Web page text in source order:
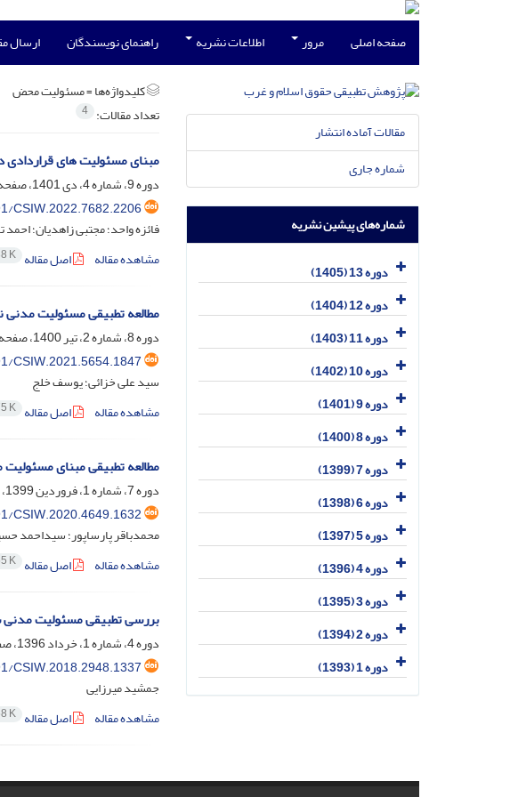
صفحه اصلی مرور اطلاعات نشریه راهنمای نویسندگان ارسال
کلیدواژه‌ها =مسئولیت محض
تعداد مقالات: 4
مبنای مسئولیت های قراردادی
دوره 9، شماره 4، دی 1401، صفحه
CSIW.2022.7682.2206
فائزه واحد؛ مجتبی زاهدیان؛ احمد
مشاهده مقاله
اصل مقاله K
مطالعه تطبیقی مسئولیت مدنی
دوره 8، شماره 2، تیر 1400، صفحه
CSIW.2021.5654.1847
سید علی خزائی؛ یوسف خلج
مشاهده مقاله
اصل مقاله K
مطالعه تطبیقی مبنای
دوره 7، شماره 1، فروردین 1399، صفحه
CSIW.2020.4649.1632
محمدباقر پارساپور؛ سیداحمد
مشاهده مقاله
اصل مقاله K
بررسی تطبیقی مسئولیت مدنی
دوره 4، شماره 1، خرداد 1396، صفحه
CSIW.2018.2948.1337
جمشید میرزایی
مشاهده مقاله
اصل مقاله K
مقالات آماده انتشار
شماره جاری
شماره‌های پیشین نشریه
دوره 13 (1405)
دوره 12 (1404)
دوره 11 (1403)
دوره 10 (1402)
دوره 9 (1401)
دوره 8 (1400)
دوره 7 (1399)
دوره 6 (1398)
دوره 5 (1397)
دوره 4 (1396)
دوره 3 (1395)
دوره 2 (1394)
دوره 1 (1393)